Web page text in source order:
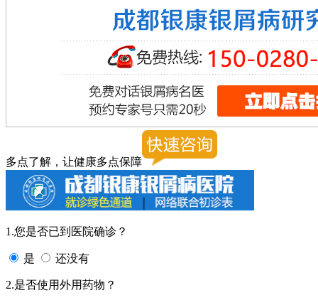
多点了解，让健康多点保障
1.您是否已到医院确诊？
是 还没有
2.是否使用外用药物？